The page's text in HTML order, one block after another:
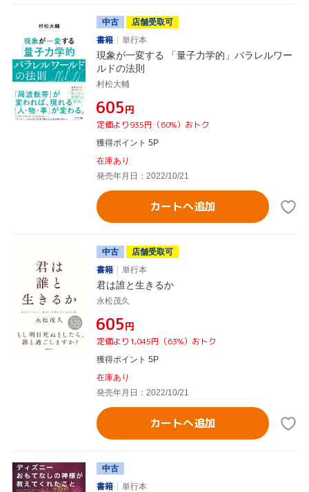
中古
店舗受取可
書籍
単行本
現象が一変する 「量子力学的」パラレルワー
ルドの法則
村松大輔
¥605円
定価より935円（60%）おトク
獲得ポイント 5P
在庫あり
発売年月日：2022/10/21
カートへ追加
中古
店舗受取可
書籍
単行本
君は誰と生きるか
永松茂久
¥605円
定価より1,045円（63%）おトク
獲得ポイント 5P
在庫あり
発売年月日：2022/10/21
カートへ追加
中古
書籍
単行本